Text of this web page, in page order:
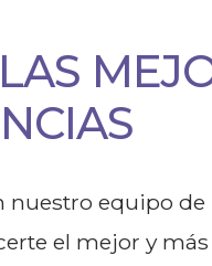
nuestro equipo de
el mejor y